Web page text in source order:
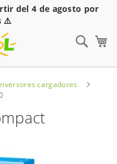
del 4 de agosto por
⚠️
cargadores